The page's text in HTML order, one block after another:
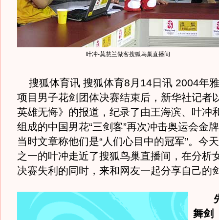
叶冲-莫慧兰做客搜狐鸟巢直播间
搜狐体育讯 搜狐体育8月14日讯 2004年
项目男子花剑团体决赛结束后，新华社记者
英雄无悔》的报道，纪录了由王海滨、叶冲
组成的中国男花“三剑客”再次冲击奥运会金
当时文章称他们是“人们心目中的冠军”。今
之一的叶冲走近了搜狐鸟巢直播间，在分析
决赛失利的同时，来和网友一起分享自己的
舞剑